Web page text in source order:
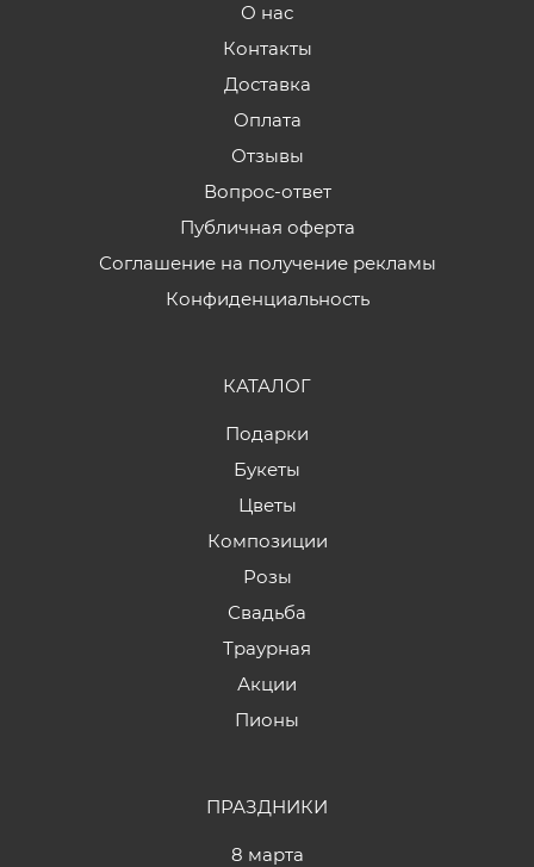
О нас
Контакты
Доставка
Оплата
Отзывы
Вопрос-ответ
Публичная оферта
Соглашение на получение рекламы
Конфиденциальность
КАТАЛОГ
Подарки
Букеты
Цветы
Композиции
Розы
Свадьба
Траурная
Акции
Пионы
ПРАЗДНИКИ
8 марта